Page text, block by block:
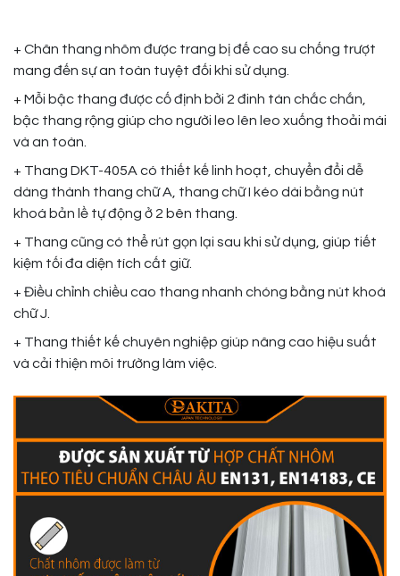
+ Chân thang nhôm được trang bị đế cao su chống trượt
mang đến sự an toàn tuyệt đối khi sử dụng.
Mỗi bậc thang được cố định bởi 2 đinh tán chắc chắn,
bậc thang rộng giúp cho người leo lên leo xuống thoải mái
và an toàn.
+ Thang DKT-405A có thiết kế linh hoạt, chuyển đổi dễ
dàng thành thang chữ A, thang chữ I kéo dài bằng nút
khoá bản lề tự động ở 2 bên thang.
Thang cũng có thể rút gọn lại sau khi sử dụng, giúp tiết
kiệm tối đa diện tích cất giữ.
+ Điều chỉnh chiều cao thang nhanh chóng bằng nút khoá
chữ J.
+ Thang thiết kế chuyên nghiệp giúp nâng cao hiệu suất
và cải thiện môi trường làm việc.